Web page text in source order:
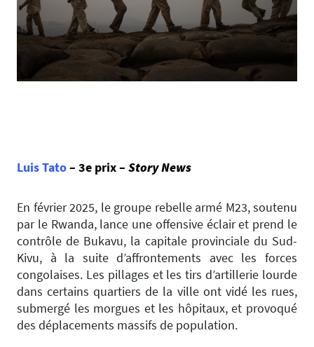
Luis Tato– 3e prix – Story News
En février 2025, le groupe rebelle armé M23, soutenu
par le Rwanda, lance une offensive éclair et prend le
contrôle de Bukavu, la capitale provinciale du Sud-
Kivu, à la suite d’affrontements avec les forces
congolaises. Les pillages et les tirs d’artillerie lourde
dans certains quartiers de la ville ont vidé les rues,
submergé les morgues et les hôpitaux, et provoqué
des déplacements massifs de population.